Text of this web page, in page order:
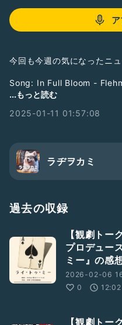
今回も今週の気になったニ
Song: In Full Bloom -
Music provided by DOVA-
...もっと読む
2025-01-11 01:57:08
ラヂヲカミ
過去の収録
【観劇トー
プロデュー
ミー』の感
2026-02-06
0
12:02
【観劇トー